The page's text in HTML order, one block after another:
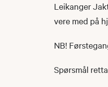
Leikanger
vere med på
NB!
Spørsmål